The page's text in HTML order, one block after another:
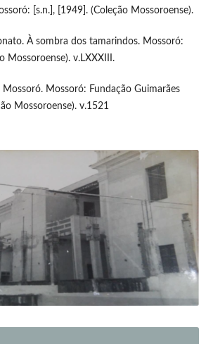
[s.n.], [1949]. (Coleção Mossoroense).
À sombra dos tamarindos. Mossoró:
Mossoroense). v.LXXXIII.
Mossoró. Mossoró: Fundação Guimarães
Mossoroense). v.1521